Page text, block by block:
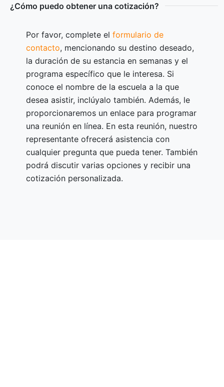
¿Cómo puedo obtener una cotización?
Por favor, complete el formulario de
contacto, mencionando su destino deseado,
la duración de su estancia en semanas y el
programa específico que le interesa. Si
conoce el nombre de la escuela a la que
desea asistir, inclúyalo también. Además, le
proporcionaremos un enlace para programar
una reunión en línea. En esta reunión, nuestro
representante ofrecerá asistencia con
cualquier pregunta que pueda tener. También
podrá discutir varias opciones y recibir una
cotización personalizada.